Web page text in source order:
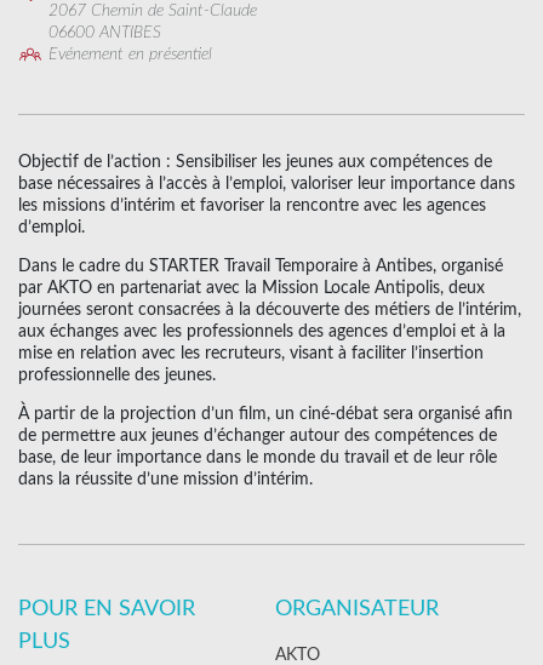
2067 Chemin de Saint-Claude
06600 ANTIBES
Evénement en présentiel
Objectif de l’action : Sensibiliser les jeunes aux compétences de
base nécessaires à l’accès à l’emploi, valoriser leur importance dans
les missions d’intérim et favoriser la rencontre avec les agences
d’emploi.
Dans le cadre du STARTER Travail Temporaire à Antibes, organisé
par AKTO en partenariat avec la Mission Locale Antipolis, deux
journées seront consacrées à la découverte des métiers de l’intérim,
aux échanges avec les professionnels des agences d’emploi et à la
mise en relation avec les recruteurs, visant à faciliter l’insertion
professionnelle des jeunes.
À partir de la projection d’un film, un ciné-débat sera organisé afin
de permettre aux jeunes d’échanger autour des compétences de
base, de leur importance dans le monde du travail et de leur rôle
dans la réussite d’une mission d’intérim.
POUR EN SAVOIR
PLUS
ORGANISATEUR
AKTO